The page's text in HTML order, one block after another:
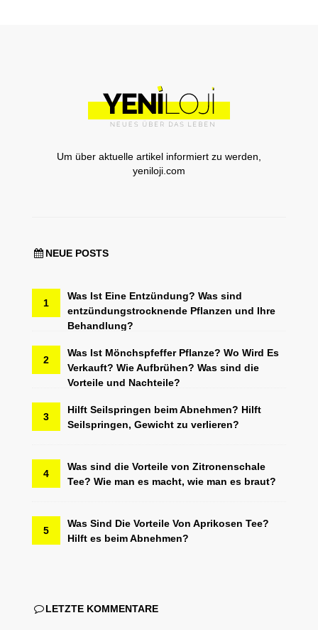
Um über aktuelle artikel informiert zu werden,
yeniloji.com
NEUE POSTS
1
Was Ist Eine Entzündung? Was sind
entzündungstrocknende Pflanzen und Ihre
Behandlung?
2
Was Ist Mönchspfeffer Pflanze? Wo Wird Es
Verkauft? Wie Aufbrühen? Was sind die
Vorteile und Nachteile?
3
Hilft Seilspringen beim Abnehmen? Hilft
Seilspringen, Gewicht zu verlieren?
4
Was sind die Vorteile von Zitronenschale
Tee? Wie man es macht, wie man es braut?
5
Was Sind Die Vorteile Von Aprikosen Tee?
Hilft es beim Abnehmen?
LETZTE KOMMENTARE